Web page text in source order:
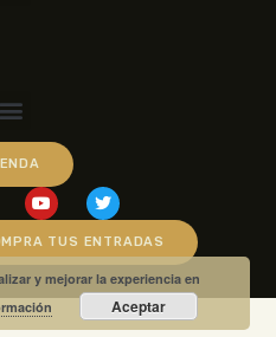
TUS ENTRADAS
y mejorar la experiencia en
Aceptar